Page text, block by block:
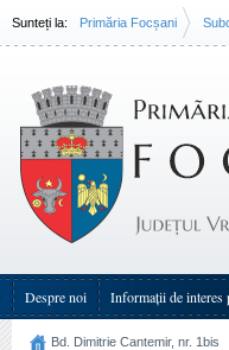
Sunteți la: Primăria Focșani
Despre noi Informații de interes
Bd. Dimitrie Cantemir, nr. 1bis